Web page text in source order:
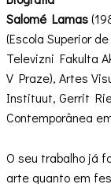
Salomé Lamas
(Escola Superior
Televizni Fakulta
V Praze), Artes
Instituut, Gerrit
Contemporânea
O seu trabalho já
arte quanto em